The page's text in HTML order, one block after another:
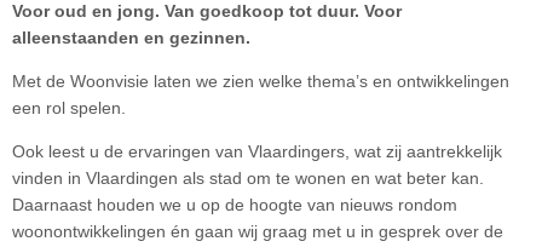
Voor oud en jong. Van goedkoop tot duur. Voor
alleenstaanden en gezinnen.
Met de Woonvisie laten we zien welke thema’s en ontwikkelingen
een rol spelen.
Ook leest u de ervaringen van Vlaardingers, wat zij aantrekkelijk
vinden in Vlaardingen als stad om te wonen en wat beter kan.
Daarnaast houden we u op de hoogte van nieuws rondom
woonontwikkelingen én gaan wij graag met u in gesprek over de